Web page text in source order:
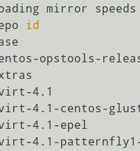
mirror
id
opstools-
4.1
4.1-centos-
4.1-epel
4.1-patternfly1-